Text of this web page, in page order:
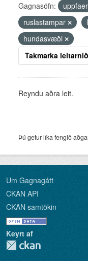
Gagnasöfn:
ruslastampar
hundasvæði
Takmarka
Reyndu aðra leit.
Þú getur líka fengið
Um Gagnagátt
CKAN API
CKAN samtökin
Keyrt af